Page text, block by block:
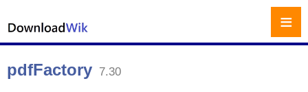
pdfFactory 7.30
≡